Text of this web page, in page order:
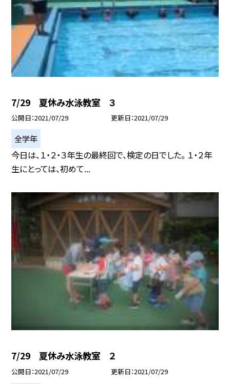
7/29 夏休み水泳教室 ３
公開日 2021/07/29 更新日 2021/07/29
全学年
今日は、１・２・３年生の最終回で、検定の日でした。 １・２年
生にとっては、初めて...
7/29 夏休み水泳教室 ２
公開日 2021/07/29 更新日 2021/07/29